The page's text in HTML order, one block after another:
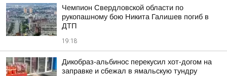
Чемпион Свердловской области по
рукопашному бою Никита Галишев погиб в
ДТП
19:18
Дикобраз-альбинос перекусил хот-догом на
заправке и сбежал в ямальскую тундру